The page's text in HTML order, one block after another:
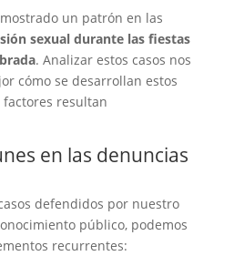
un patrón en las
sexual durante las fiestas
. Analizar estos casos nos
cómo se desarrollan estos
resultan
en las denuncias
defendidos por nuestro
público, podemos
recurrentes: